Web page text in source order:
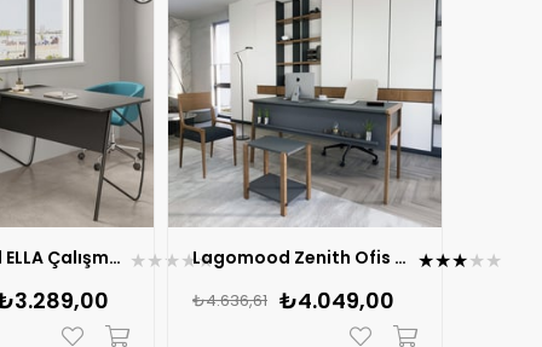
Lagomood ELLA Çalışma Masası 120cm + Ella Tekerlekli Sehpa Takım ★★★★★ Lagomood Zenith Ofis Masa Takım 150cm ★★★★★
₺4.049,00
₺4.636,61